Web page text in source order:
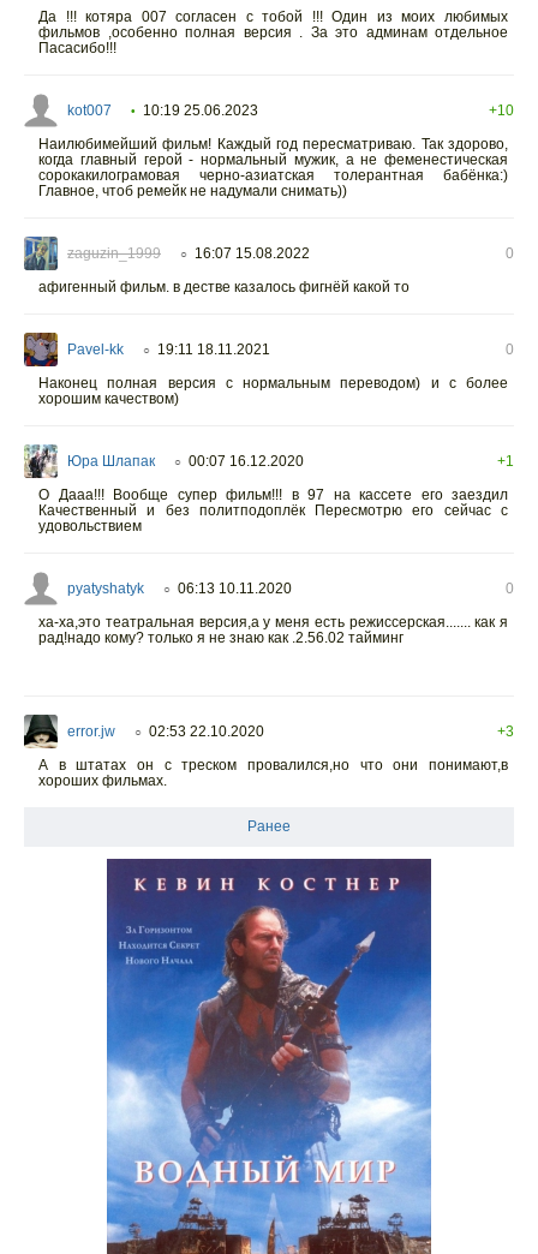
Да !!! котяра 007 согласен с тобой !!! Один из моих любимых
фильмов ,особенно полная версия . За это админам отдельное
Пасасибо!!!
kot007 • 10:19 25.06.2023
+10
Наилюбимейший фильм! Каждый год пересматриваю. Так здорово,
когда главный герой - нормальный мужик, а не феменестическая
сорокакилограмовая черно-азиатская толерантная бабёнка:)
Главное, чтоб ремейк не надумали снимать))
zaguzin_1999 ○ 16:07 15.08.2022
0
афигенный фильм. в дестве казалось фигнёй какой то
Pavel-kk ○ 19:11 18.11.2021
0
Наконец полная версия с нормальным переводом) и с более
хорошим качеством)
Юра Шлапак ○ 00:07 16.12.2020
+1
О Дааа!!! Вообще супер фильм!!! в 97 на кассете его заездил
Качественный и без политподоплёк Пересмотрю его сейчас с
удовольствием
pyatyshatyk ○ 06:13 10.11.2020
0
ха-ха,это театральная версия,а у меня есть режиссерская....... как я
рад!надо кому? только я не знаю как .2.56.02 тайминг
error.jw ○ 02:53 22.10.2020
+3
А в штатах он с треском провалился,но что они понимают,в
хороших фильмах.
Ранее